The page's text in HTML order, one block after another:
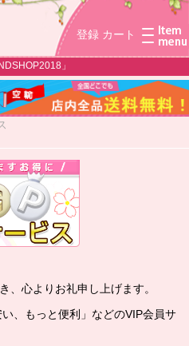
登録 カート
」
、心よりお礼申し上げます。
、もっと便利」などのVIP会員サ